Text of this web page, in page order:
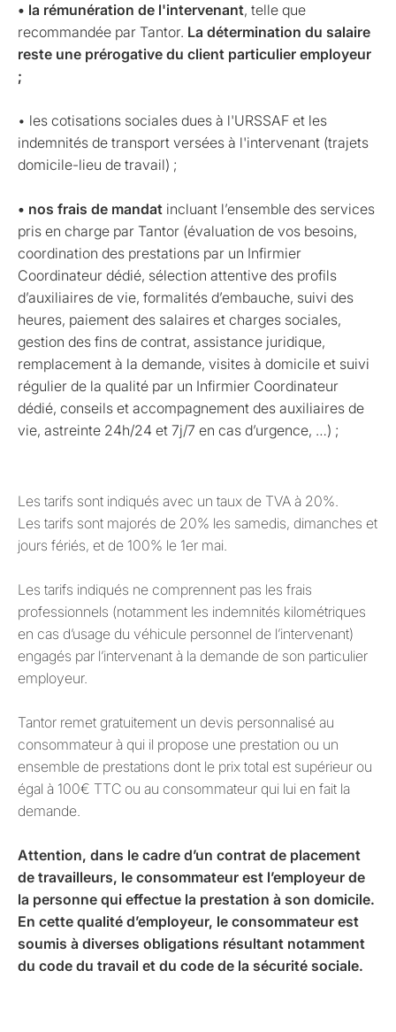
• la rémunération de l'intervenant, telle que
recommandée par Tantor. La détermination du salaire
reste une prérogative du client particulier employeur
;
• les cotisations sociales dues à l'URSSAF et les
indemnités de transport versées à l'intervenant (trajets
domicile-lieu de travail) ;
• nos frais de mandat incluant l’ensemble des services
pris en charge par Tantor (évaluation de vos besoins,
coordination des prestations par un Infirmier
Coordinateur dédié, sélection attentive des profils
d’auxiliaires de vie, formalités d’embauche, suivi des
heures, paiement des salaires et charges sociales,
gestion des fins de contrat, assistance juridique,
remplacement à la demande, visites à domicile et suivi
régulier de la qualité par un Infirmier Coordinateur
dédié, conseils et accompagnement des auxiliaires de
vie, astreinte 24h/24 et 7j/7 en cas d’urgence, …) ;
Les tarifs sont indiqués avec un taux de TVA à 20%.
Les tarifs sont majorés de 20% les samedis, dimanches et
jours fériés, et de 100% le 1er mai.
Les tarifs indiqués ne comprennent pas les frais
professionnels (notamment les indemnités kilométriques
en cas d’usage du véhicule personnel de l’intervenant)
engagés par l’intervenant à la demande de son particulier
employeur.
Tantor remet gratuitement un devis personnalisé au
consommateur à qui il propose une prestation ou un
ensemble de prestations dont le prix total est supérieur ou
égal à 100€ TTC ou au consommateur qui lui en fait la
demande.
Attention, dans le cadre d’un contrat de placement
de travailleurs, le consommateur est l’employeur de
la personne qui effectue la prestation à son domicile.
En cette qualité d’employeur, le consommateur est
soumis à diverses obligations résultant notamment
du code du travail et du code de la sécurité sociale.